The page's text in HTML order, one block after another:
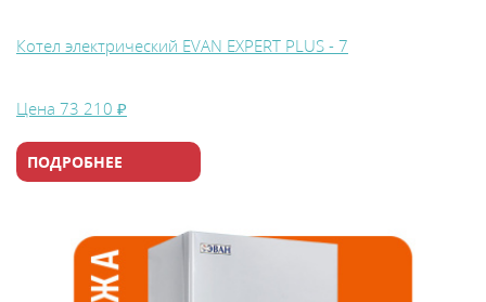
Котел электрический EVAN EXPERT PLUS - 7
Цена 73 210 ₽
ПОДРОБНЕЕ